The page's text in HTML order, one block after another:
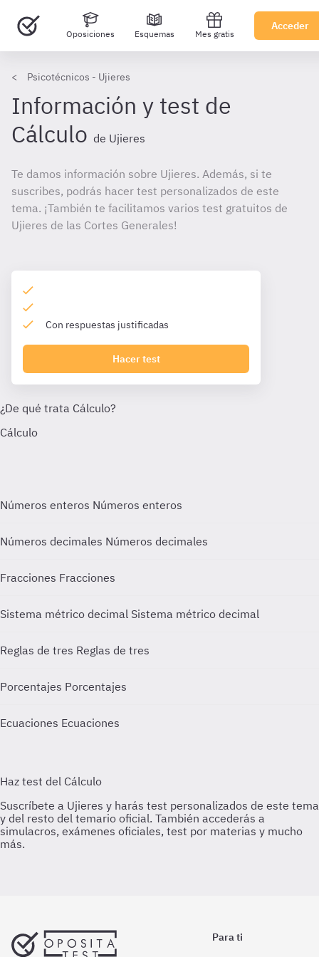
Oposiciones Esquemas Mes gratis
Acceder
Psicotécnicos - Ujieres
Información y test de
Cálculo de Ujieres
Te damos información sobre Ujieres. Además, si te
suscribes, podrás hacer test personalizados de este
tema. ¡También te facilitamos varios test gratuitos de
Ujieres de las Cortes Generales!
Con respuestas justificadas
Hacer test
Números enteros Números enteros
Números decimales Números decimales
Fracciones Fracciones
Sistema métrico decimal Sistema métrico decimal
Reglas de tres Reglas de tres
Porcentajes Porcentajes
Ecuaciones Ecuaciones
Para ti